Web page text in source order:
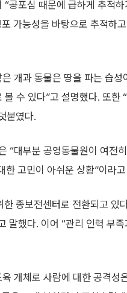
공포심 때문에 급하게 추적
가능성을 바탕으로 추적하
개과 동물은 땅을 파는 습성
수 있다”고 설명했다. 또한
붙였다.
“대부분 공영동물원이 여전
한 고민이 아쉬운 상황”이라
종보전센터로 전환되고 있
말했다. 이어 “관리 인력 부
개체로 사람에 대한 공격성